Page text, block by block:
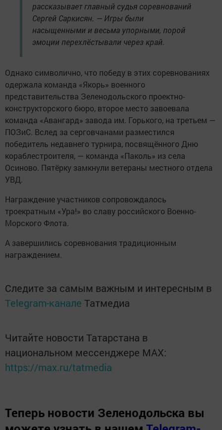
рассказывает главный судья соревнований
Сергей Саркисян. — Игры были
насыщенными и весьма упорными, порой
эмоции перехлёстывали через край.
Однако символично, что победу в этих соревнованиях
одержала команда «Якорь» военного
представительства Зеленодольского проектно-
конструкторского бюро, второе место завоевала
команда «Авангард» завода им. Горького, на третьем —
ПОЗиС. Вслед за серговчанами разместился
победитель недавнего турнира, посвящённого Дню
кораблестроителя, — команда «Паколь» из села
Осиново. Пятёрку замкнули ветераны местного отдела
УВД.
Награждение участников сопровождалось
троекратным «Ура!» во славу российского Военно-
Морского Флота.
А завершились соревнования традиционным
награждением.
Следите за самым важным и интересным в
Telegram-канале Татмедиа
Читайте новости Татарстана в
национальном мессенджере MАХ:
https://max.ru/tatmedia
Теперь новости Зеленодольска вы